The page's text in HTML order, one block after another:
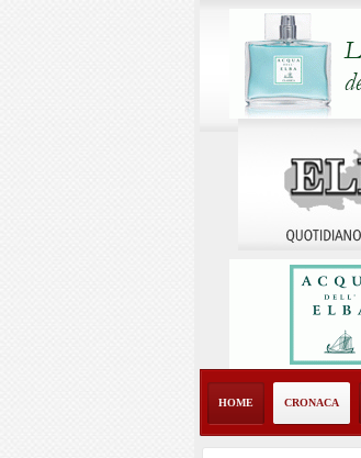
HOME CRONACA